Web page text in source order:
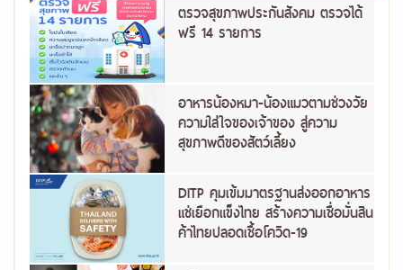
ตรวจสุขภาพประกันสังคม ตรวจได้
ฟรี 14 รายการ
อาหารน้องหมา-น้องแมวตามช่วงวัย
ความใส่ใจของเจ้าของ สู่ความ
สุขภาพดีของสัตว์เลี้ยง
DITP คุมเข้มมาตรฐานส่งออกอาหาร
แช่เยือกแข็งไทย สร้างความเชื่อมั่นสิน
ค้าไทยปลอดเชื้อโควิด-19